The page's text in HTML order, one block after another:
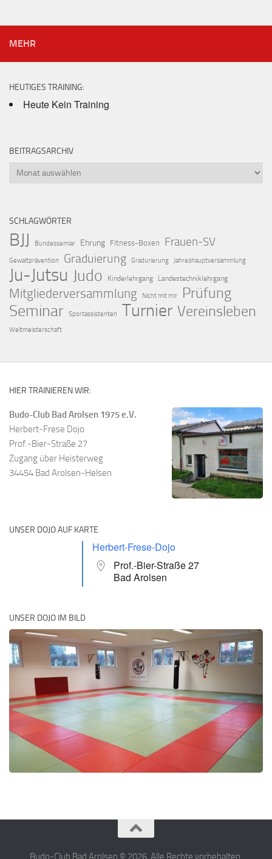
MEHR
HEUTIGES TRAINING:
Heute Kein Training
BEITRAGSARCHIV
Beitragsarchiv
SCHLAGWÖRTER
BJJ Bundessemiar Ehrung Fitness-Boxen Frauen-SV
Gewaltprävention Graduierung Gradurierung Jahreshauptversammlung
Ju-Jutsu Judo Kinderlehrgang Landestechniklehrgang
Mitgliederversammlung Nicht mit mir Prüfung
Seminar Sportassistenten Turnier Vereinsleben
Weltmeisterschaft
HIER TRAINIEREN WIR:
Budo-Club Bad Arolsen 1975 e.V.
Herbert-Frese Dojo
Prof.-Bier-Straße 27
Zugang über Heisterweg
34454 Bad Arolsen-Helsen
UNSER DOJO AUF KARTE
Herbert-Frese-Dojo
Prof.-Bier-Straße 27
Bad Arolsen
UNSER DOJO IM BILD
Budo-Club Bad Arolsen © 2026. Alle Rechte vorbehalten.